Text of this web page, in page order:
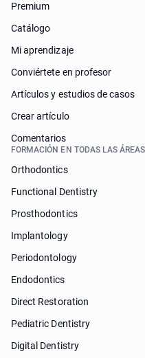
Premium
Catálogo
Mi aprendizaje
Conviértete en profesor
Artículos y estudios de casos
Crear artículo
Comentarios
FORMACIÓN EN TODAS LAS
Orthodontics
Functional Dentistry
Prosthodontics
Implantology
Periodontology
Endodontics
Direct Restoration
Pediatric Dentistry
Digital Dentistry